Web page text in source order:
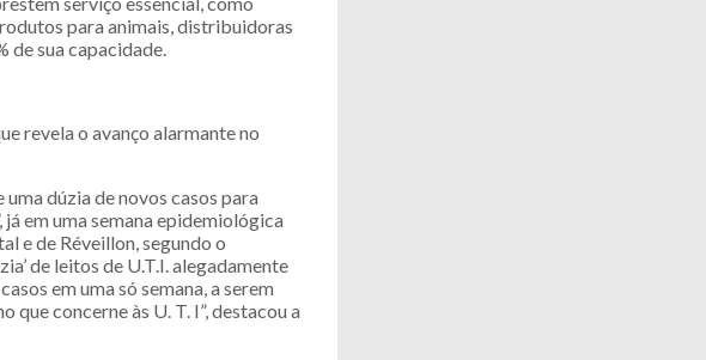
para animais, distribuidoras
de sua capacidade.
revela o avanço alarmante no
dúzia de novos casos para
em uma semana epidemiológica
e de Réveillon, segundo o
de leitos de U.T.I. alegadamente
em uma só semana, a serem
concerne às U. T. I”, destacou a